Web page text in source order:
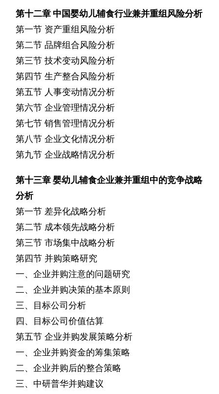
第十二章 中国婴幼儿辅食行业兼并重组风险分析
第一节 资产重组风险分析
第二节 品牌组合风险分析
第三节 技术变动风险分析
第四节 生产整合风险分析
第五节 人事变动情况分析
第六节 企业管理情况分析
第七节 销售管理情况分析
第八节 企业文化情况分析
第九节 企业战略情况分析
第十三章婴幼儿辅食企业兼并重组中的竞争战略
分析
第一节 差异化战略分析
第二节 成本领先战略分析
第三节 市场集中战略分析
第四节 并购策略研究
一、企业并购注意的问题研究
二、企业并购决策的基本原则
三、目标公司分析
四、目标公司价值估算
第五节 企业并购发展策略分析
一、企业并购资金的筹集策略
二、企业并购后的整合策略
三、中研普华并购建议